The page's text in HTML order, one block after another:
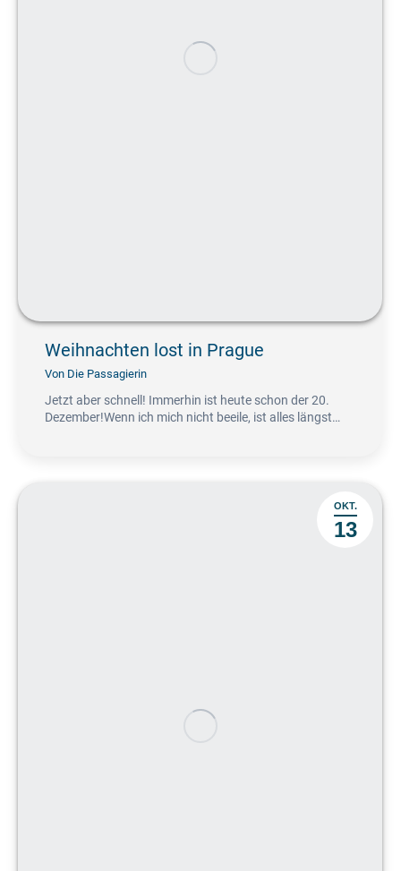
Weihnachten lost in Prague
Von Die Passagierin
Jetzt aber schnell! Immerhin ist heute schon der 20.
Dezember!Wenn ich mich nicht beeile, ist alles längst…
OKT.
13